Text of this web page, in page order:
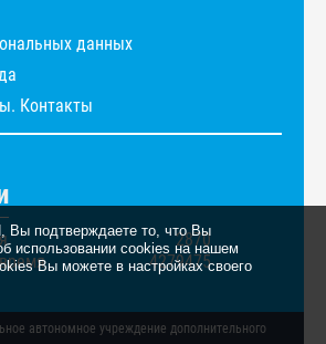
подтверждаете то, что Вы
использовании cookies на нашем
Вы можете в настройках своего
данных
Контакты
2870
4279475
автономное учреждение дополнительного